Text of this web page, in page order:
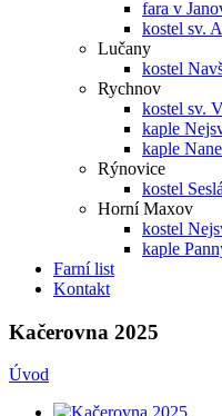
fara v
kostel sv.
Lučany
kostel
Rychnov
kostel sv.
kaple
kaple
Rýnovice
kostel
Horní Maxov
kostel
kaple
Farní list
Kontakt
Kačerovna 2025
Úvod